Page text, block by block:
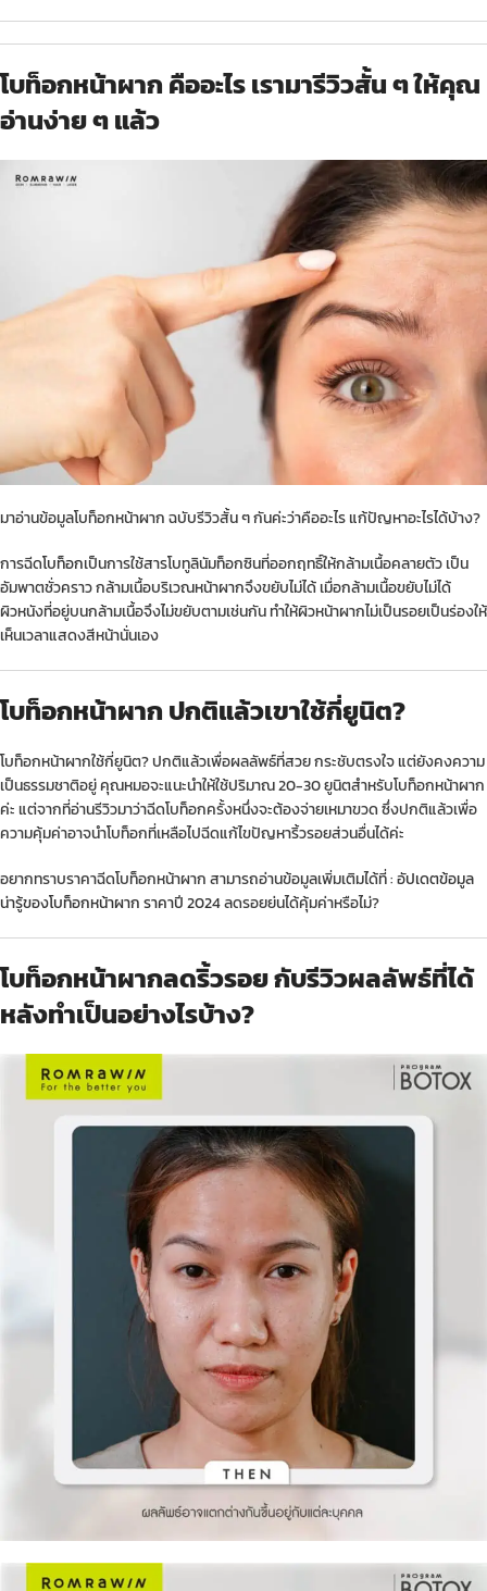
โบท็อกหน้าผาก คืออะไร เรามารีวิวสั้น ๆ ให้คุณ
อ่านง่าย ๆ แล้ว
มาอ่านข้อมูลโบท็อกหน้าผาก ฉบับรีวิวสั้น ๆ กันค่ะว่าคืออะไร แก้ปัญหาอะไรได้บ้าง?
การฉีดโบท็อกเป็นการใช้สารโบทูลินัมท็อกซินที่ออกฤทธิ์ให้กล้ามเนื้อคลายตัว เป็น
อัมพาตชั่วคราว กล้ามเนื้อบริเวณหน้าผากจึงขยับไม่ได้ เมื่อกล้ามเนื้อขยับไม่ได้
ผิวหนังที่อยู่บนกล้ามเนื้อจึงไม่ขยับตามเช่นกัน ทำให้ผิวหน้าผากไม่เป็นรอยเป็นร่องให้
เห็นเวลาแสดงสีหน้านั่นเอง
โบท็อกหน้าผาก ปกติแล้วเขาใช้กี่ยูนิต?
โบท็อกหน้าผากใช้กี่ยูนิต? ปกติแล้วเพื่อผลลัพธ์ที่สวย กระชับตรงใจ แต่ยังคงความ
เป็นธรรมชาติอยู่ คุณหมอจะแนะนำให้ใช้ปริมาณ 20-30 ยูนิตสำหรับโบท็อกหน้าผาก
ค่ะ แต่จากที่อ่านรีวิวมาว่าฉีดโบท็อกครั้งหนึ่งจะต้องจ่ายเหมาขวด ซึ่งปกติแล้วเพื่อ
ความคุ้มค่าอาจนำโบท็อกที่เหลือไปฉีดแก้ไขปัญหาริ้วรอยส่วนอื่นได้ค่ะ
อยากทราบราคาฉีดโบท็อกหน้าผาก สามารถอ่านข้อมูลเพิ่มเติมได้ที่ :อัปเดตข้อมูล
น่ารู้ของโบท็อกหน้าผาก ราคาปี 2024ลดรอยย่นได้คุ้มค่าหรือไม่?
โบท็อกหน้าผากลดริ้วรอย กับรีวิวผลลัพธ์ที่ได้
หลังทำเป็นอย่างไรบ้าง?